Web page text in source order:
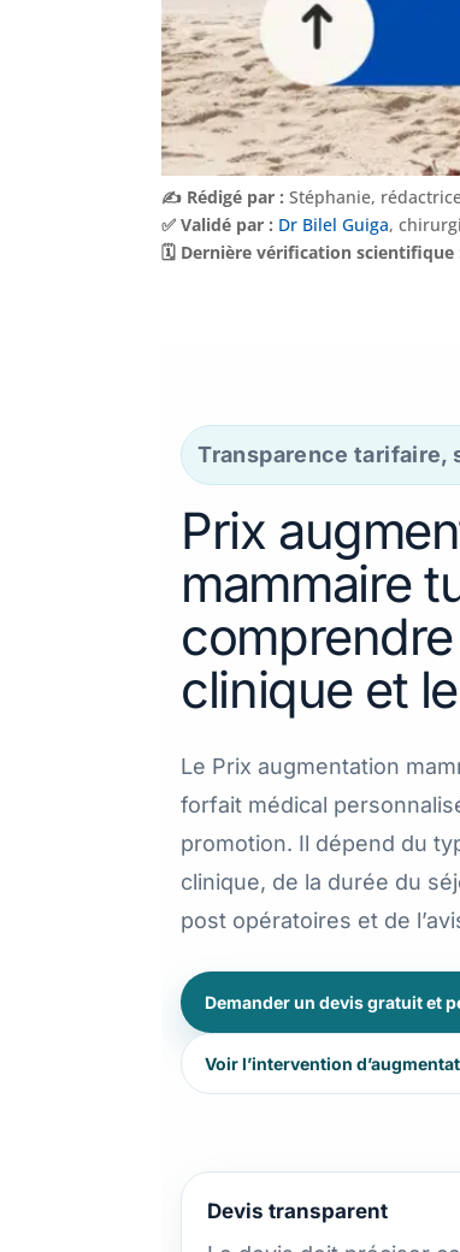
✍️ Rédigé par : Stéphanie,
✅ Validé par : Dr Bilel Guiga,
🗓️ Dernière vérification scientifique
Transparence tarifaire,
Prix
mammaire
clinique et
Le Prix augmentation
forfait médical
promotion. Il dépend du
clinique, de la durée du
post opératoires et de
Demander un devis gratuit et
Voir l’intervention
Devis transparent